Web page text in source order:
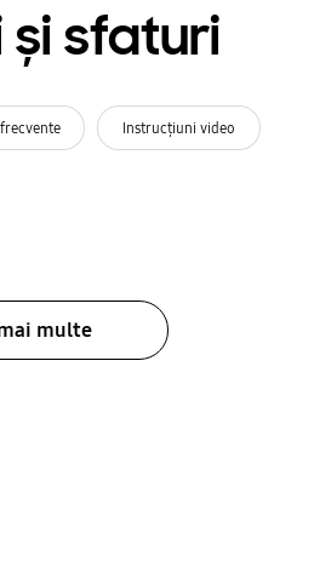
și sfaturi
Instrucţiuni video
multe